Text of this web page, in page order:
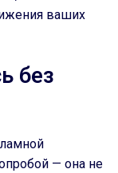
ваших
без
— она не